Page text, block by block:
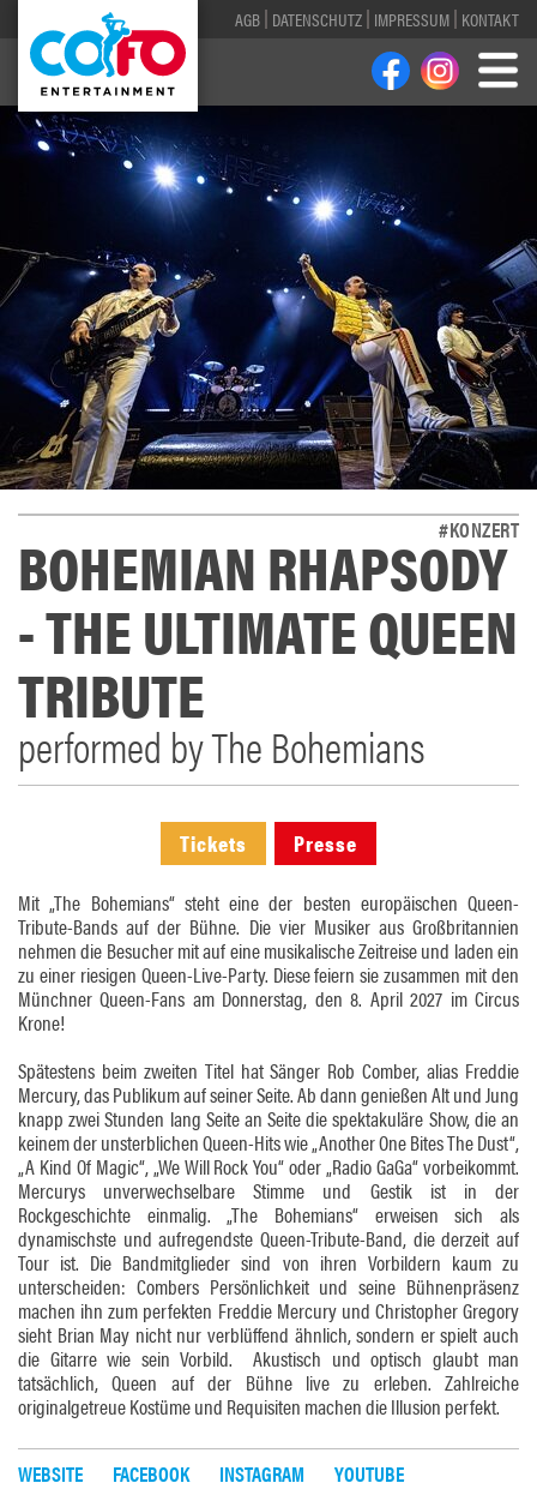
AGB DATENSCHUTZ IMPRESSUM KONTAKT
#KONZERT
BOHEMIAN RHAPSODY
- THE ULTIMATE QUEEN
TRIBUTE
performed by The Bohemians
Tickets Presse
Mit „The Bohemians“ steht eine der besten europäischen Queen-
Tribute-Bands auf der Bühne. Die vier Musiker aus Großbritannien
nehmen die Besucher mit auf eine musikalische Zeitreise und laden ein
zu einer riesigen Queen-Live-Party. Diese feiern sie zusammen mit den
Münchner Queen-Fans am Donnerstag, den 8. April 2027 im Circus
Krone!
Spätestens beim zweiten Titel hat Sänger Rob Comber, alias Freddie
Mercury, das Publikum auf seiner Seite. Ab dann genießen Alt und Jung
knapp zwei Stunden lang Seite an Seite die spektakuläre Show, die an
keinem der unsterblichen Queen-Hits wie „Another One Bites The Dust“,
„A Kind Of Magic“, „We Will Rock You“ oder „Radio GaGa“ vorbeikommt.
Mercurys unverwechselbare Stimme und Gestik ist in der
Rockgeschichte einmalig. „The Bohemians“ erweisen sich als
dynamischste und aufregendste Queen-Tribute-Band, die derzeit auf
Tour ist. Die Bandmitglieder sind von ihren Vorbildern kaum zu
unterscheiden: Combers Persönlichkeit und seine Bühnenpräsenz
machen ihn zum perfekten Freddie Mercury und Christopher Gregory
sieht Brian May nicht nur verblüffend ähnlich, sondern er spielt auch
die Gitarre wie sein Vorbild. Akustisch und optisch glaubt man
tatsächlich, Queen auf der Bühne live zu erleben. Zahlreiche
originalgetreue Kostüme und Requisiten machen die Illusion perfekt.
WEBSITE FACEBOOK INSTAGRAM YOUTUBE